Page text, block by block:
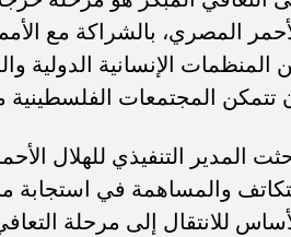
المصري، بالشراكة مع
المنظمات الإنسانية الدولية
تتمكن المجتمعات الفلسطينية
المدير التنفيذي للهلال
والمساهمة في استجابة
للانتقال إلى مرحلة